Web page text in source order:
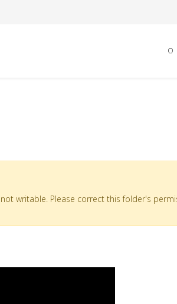
О
writable. Please correct this folder's